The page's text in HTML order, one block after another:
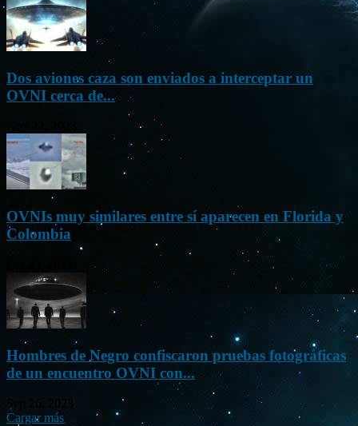
Dos aviones caza son enviados a interceptar un
OVNI cerca de...
OVNIs muy similares entre sí aparecen en Florida y
Colombia
Hombres de Negro confiscaron pruebas fotográficas
de un encuentro OVNI con...
Sep 26, 2023
Cargar más